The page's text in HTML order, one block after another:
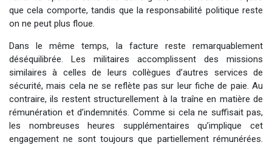
que cela comporte, tandis que la responsabilité politique reste
on ne peut plus floue. ​
Dans le même temps, la facture reste remarquablement
déséquilibrée. Les militaires accomplissent des missions
similaires à celles de leurs collègues d’autres services de
sécurité, mais cela ne se reflète pas sur leur fiche de paie. Au
contraire, ils restent structurellement à la traîne en matière de
rémunération et d’indemnités. Comme si cela ne suffisait pas,
les nombreuses heures supplémentaires qu’implique cet
engagement ne sont toujours que partiellement rémunérées.